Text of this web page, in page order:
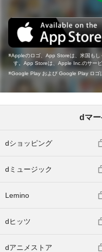
Appleのロゴ、App Storeは、米国も
す。App Storeは、Apple Inc.のサービ
Google Play および Google Play ロゴ
dマ
dショッピング
dミュージック
Lemino
dヒッツ
dアニメストア